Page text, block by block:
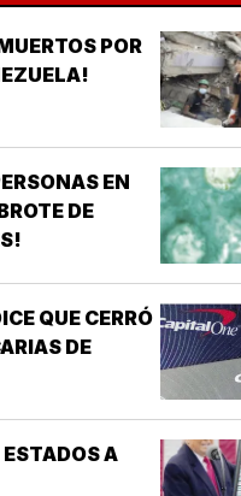
POR
EN
DE
QUE CERRÓ
DE
A